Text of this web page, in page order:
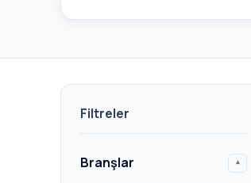
Filtreler
Branşlar ▾